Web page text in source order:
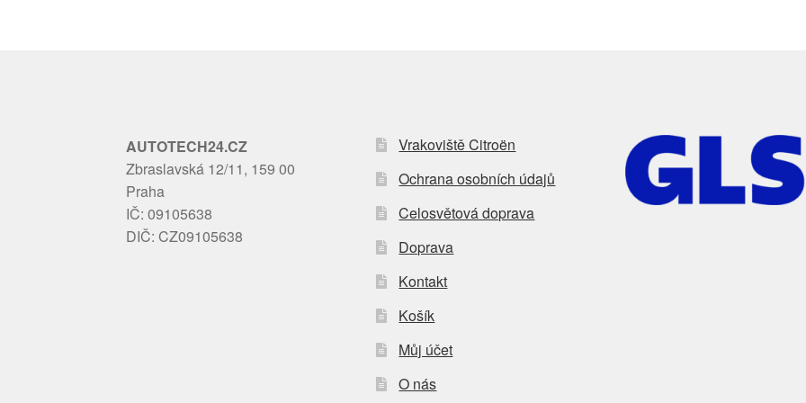
AUTOTECH24.CZ
Zbraslavská 12/11, 159 00
Praha
IČ: 09105638
DIČ: CZ09105638
Vrakoviště Citroën
Ochrana osobních údajů
Celosvětová doprava
Doprava
Kontakt
Košík
Můj účet
O nás